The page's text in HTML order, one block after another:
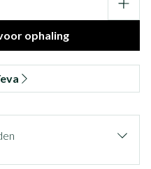
ophaling